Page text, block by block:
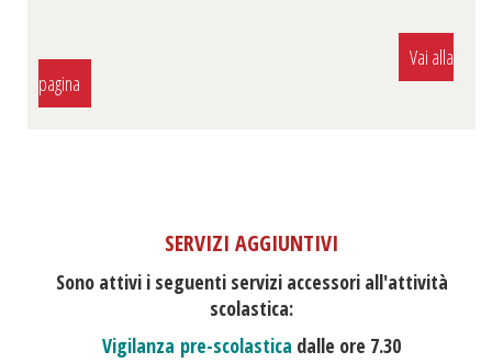
Vai alla
pagina
SERVIZI AGGIUNTIVI
Sono attivi i seguenti servizi accessori all'attività
scolastica:
Vigilanza pre-scolastica dalle ore 7.30